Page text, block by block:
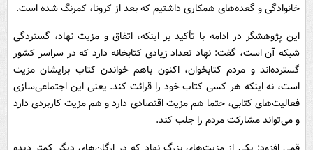
خانوادگی و گعده‌های همکاری داشتیم که بعد از کرونا، کمرنگ شده است.
این پژوهشگر در ادامه با تأکید بر اینکه، اتفاق و مزیت نهاد، گستردگی
شبکه آن است، گفت: نهاد تعداد زیادی کتابخانه دارد که در سراسر کشور
گسترده‌اند و مردم کتابخوان، اکنون باهم خواندن کتاب برایشان مزیت
است، نه اینکه هر کسی کتاب خود را قرائت کند. یعنی این اجتماعی‌سازی
فعالیت‌های کتابی، حتما هم مزیت اقتصادی دارد و هم مزیت کاربردی دارد
و می‌تواند مشارکت مردم را جلب کند.